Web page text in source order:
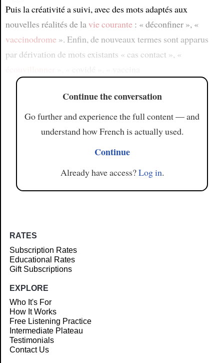
Puis la créativité a suivi, avec des mots adaptés aux
nouvelles réalités de lavie courante: « déconfiner », «
vaccinodrome ». Enfin, de nouveaux termes sont apparus
par dérivation de mots existants « cas contact », «
Continue the conversation
Go further and experience the full content — and
understand how French is actually used.
Continue
Already have access?Log in.
RATES
Subscription Rates
Educational Rates
Gift Subscriptions
EXPLORE
Who It's For
How It Works
Free Listening Practice
Intermediate Plateau
Testimonials
Contact Us